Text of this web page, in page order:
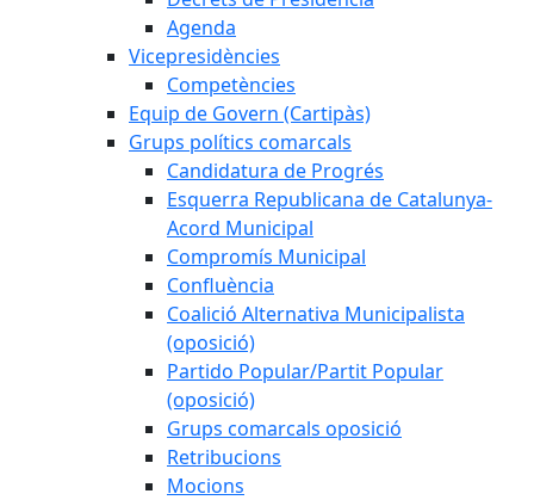
Agenda
Vicepresidències
Competències
Equip de Govern (Cartipàs)
Grups polítics comarcals
Candidatura de Progrés
Esquerra Republicana de Catalunya-
Acord Municipal
Compromís Municipal
Confluència
Coalició Alternativa Municipalista
(oposició)
Partido Popular/Partit Popular
(oposició)
Grups comarcals oposició
Retribucions
Mocions